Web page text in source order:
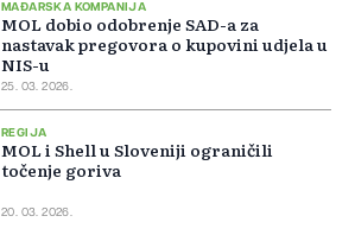
MAĐARSKA KOMPANIJA
MOL dobio odobrenje SAD-a za
nastavak pregovora o kupovini udjela u
NIS-u
25. 03. 2026.
REGIJA
MOL i Shell u Sloveniji ograničili
točenje goriva
20. 03. 2026.